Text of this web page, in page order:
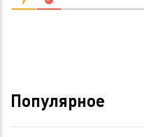
Популярное